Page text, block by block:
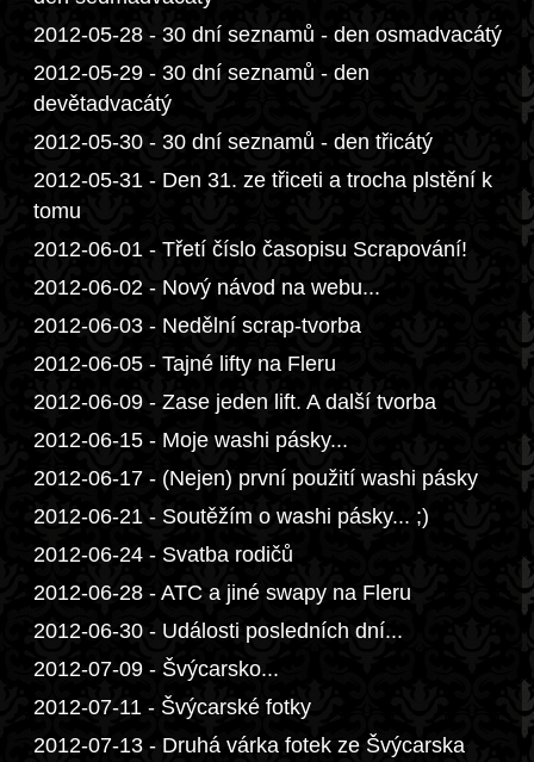
2012-05-28 - 30 dní seznamů - den osmadvacátý
2012-05-29 - 30 dní seznamů - den
devětadvacátý
2012-05-30 - 30 dní seznamů - den třicátý
2012-05-31 - Den 31. ze třiceti a trocha plstění k
tomu
2012-06-01 - Třetí číslo časopisu Scrapování!
2012-06-02 - Nový návod na webu...
2012-06-03 - Nedělní scrap-tvorba
2012-06-05 - Tajné lifty na Fleru
2012-06-09 - Zase jeden lift. A další tvorba
2012-06-15 - Moje washi pásky...
2012-06-17 - (Nejen) první použití washi pásky
2012-06-21 - Soutěžím o washi pásky... ;)
2012-06-24 - Svatba rodičů
2012-06-28 - ATC a jiné swapy na Fleru
2012-06-30 - Události posledních dní...
2012-07-09 - Švýcarsko...
2012-07-11 - Švýcarské fotky
2012-07-13 - Druhá várka fotek ze Švýcarska